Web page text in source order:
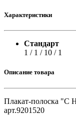
Характеристики
Стандарт
1 / 1 / 10 / 1
Описание товара
Плакат-полоска "С
арт.9201520